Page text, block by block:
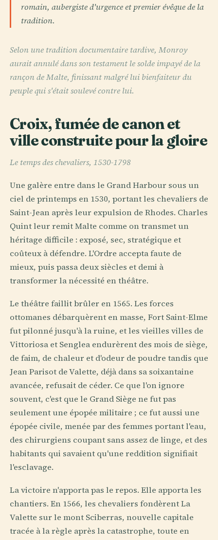
romain, aubergiste d'urgence et premier évêque de la
tradition.
Selon une tradition documentaire tardive, Monroy
aurait annulé dans son testament le solde impayé de la
rançon de Malte, finissant malgré lui bienfaiteur du
peuple qui s'était soulevé contre lui.
Croix, fumée de canon et
ville construite pour la gloire
Le temps des chevaliers, 1530-1798
Une galère entre dans le Grand Harbour sous un
ciel de printemps en 1530, portant les chevaliers de
Saint-Jean après leur expulsion de Rhodes. Charles
Quint leur remit Malte comme on transmet un
héritage difficile : exposé, sec, stratégique et
coûteux à défendre. L'Ordre accepta faute de
mieux, puis passa deux siècles et demi à
transformer la nécessité en théâtre.
Le théâtre faillit brûler en 1565. Les forces
ottomanes débarquèrent en masse, Fort Saint-Elme
fut pilonné jusqu'à la ruine, et les vieilles villes de
Vittoriosa et Senglea endurèrent des mois de siège,
de faim, de chaleur et d'odeur de poudre tandis que
Jean Parisot de Valette, déjà dans sa soixantaine
avancée, refusait de céder. Ce que l'on ignore
souvent, c'est que le Grand Siège ne fut pas
seulement une épopée militaire ; ce fut aussi une
épopée civile, menée par des femmes portant l'eau,
des chirurgiens coupant sans assez de linge, et des
habitants qui savaient qu'une reddition signifiait
l'esclavage.
La victoire n'apporta pas le repos. Elle apporta les
chantiers. En 1566, les chevaliers fondèrent La
Valette sur le mont Sciberras, nouvelle capitale
tracée à la règle après la catastrophe, toute en